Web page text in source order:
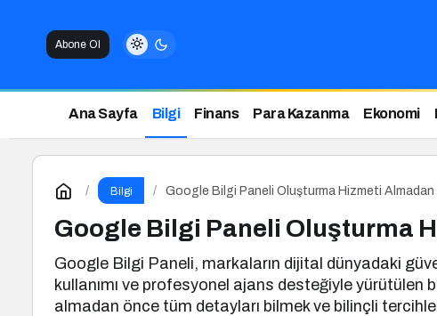
Abone Ol
Ana Sayfa Bilgi Finans Para Kazanma Ekonomi
Bilgi Google Bilgi Paneli Oluşturma Hizmeti
Google Bilgi Paneli Oluşturma
Google Bilgi Paneli, markaların dijital dünyadaki
kullanımı ve profesyonel ajans desteğiyle yürütülen
almadan önce tüm detayları bilmek ve bilinçli